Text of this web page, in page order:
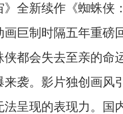
》全新续作《蜘蛛侠
画巨制时隔五年重磅
都会失去至亲的命
袭。影片独创画风
呈现的表现力。国